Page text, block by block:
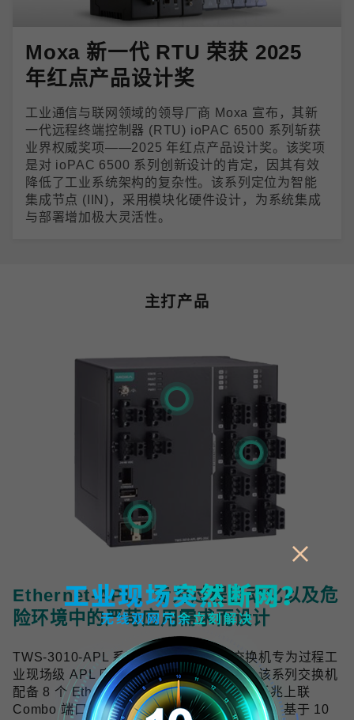
Moxa 新一代 RTU 荣获 2025
年红点产品设计奖
工业通信与联网领域的领导厂商 Moxa 宣布，其新
一代远程终端控制器 (RTU) ioPAC 6500 系列斩获
业界权威奖项——2025 年红点产品设计奖。该奖项
是对 ioPAC 6500 系列创新设计的肯定，因其有效
降低了工业系统架构的复杂性。该系列定位为智能
集成节点 (IIN)，采用模块化硬件设计，为系统集成
与部署增加极大灵活性。
主打产品
Ethernet-APL，专为过程自动化以及危
险环境中的严苛应用需求而设计
TWS-3010-APL 系列工业双线以太网交换机专为过程工
业现场级 APL 应用提供可靠的网络连接，该系列交换机
配备 8 个 Ethernet-APL spur 端口与 2 个千兆上联
Combo 端口，符合 Ethernet-APL 技术规范，基于 10